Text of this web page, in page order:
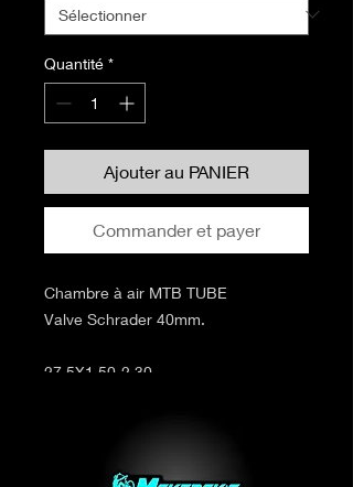
Quantité *
Ajouter au PANIER
Commander et payer
Chambre à air MTB TUBE
Valve Schrader 40mm.
27.5X1.50-2.30